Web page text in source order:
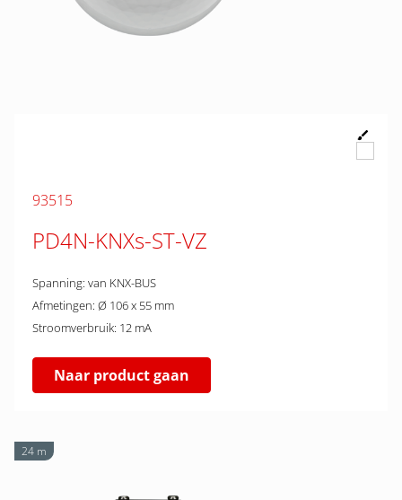
93515
PD4N-KNXs-ST-VZ
Spanning: van KNX-BUS
Afmetingen: Ø 106 x 55 mm
Stroomverbruik: 12 mA
Naar product gaan
24 m